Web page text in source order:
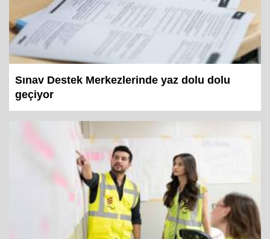
Sınav Destek Merkezlerinde yaz dolu dolu
geçiyor